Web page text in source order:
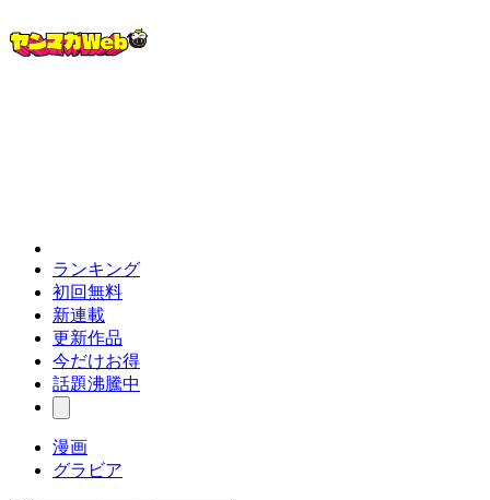
ランキング
初回無料
新連載
更新作品
今だけお得
話題沸騰中
漫画
グラビア